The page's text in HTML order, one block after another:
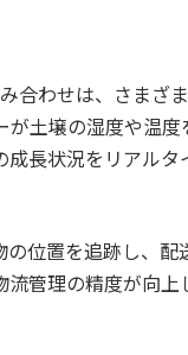
合わせは、さまざ
が土壌の湿度や温
成長状況をリアル
位置を追跡し、
管理の精度が向上